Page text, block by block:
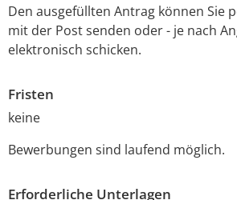
Den ausgefüllten Antrag können Sie
mit der Post senden oder - je nach
elektronisch schicken.
Fristen
keine
Bewerbungen sind laufend möglich.
Erforderliche Unterlagen